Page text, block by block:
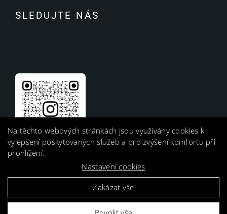
SLEDUJTE NÁS
Na těchto webových stránkách jsou využívány cookies k
vylepšení poskytovaných služeb a pro zvýšení komfortu při
prohlížení.
Nastavení cookies
Zakázat vše